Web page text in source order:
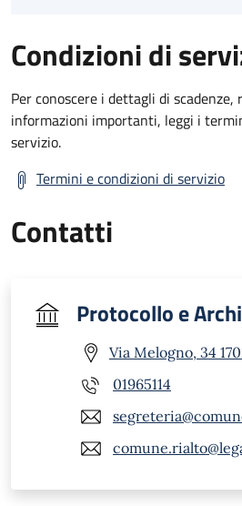
Condizioni di
Per conoscere i dettagli di
informazioni importanti, leggi i
servizio.
Termini e condizioni di servizio
Contatti
Protocollo e
Via Melogno, 34
01965114